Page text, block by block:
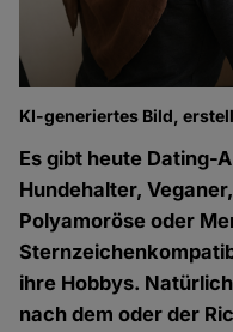
KI-generiertes Bild,
Es gibt heute Dating-
Hundehalter,
Polyamoröse oder
ihre Hobbys.
nach dem oder der